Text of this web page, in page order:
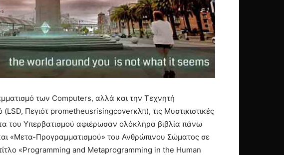
των Computers, αλλά και την Τεχνητή
Πεγιότ prometheusrisingcoverκλπ), τις Μυστικιστικές
του Υπερβατισμού αφιέρωσαν ολόκληρα βιβλία πάνω
«Μετα-Προγραμματισμού» του Ανθρώπινου Σώματος σε
«Programming and Metaprogramming in the Human